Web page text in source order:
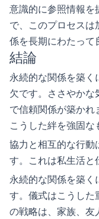
意識的に参照情報を
で、このプロセスは
係を長期にわたって
結論
永続的な関係を築く
欠です。ささやかな
で信頼関係が築かれ
こうした絆を強固な
協力と相互的な行動
す。これは私生活と
永続的な関係を築く
す。儀式はこうした
の戦略は、家族、友